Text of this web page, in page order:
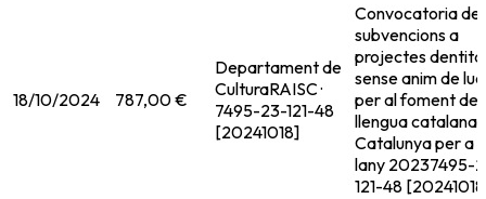
18/10/2024 787,00 €
Departament de
CulturaRAISC ·
7495-23-121-48
[20241018]
Convocatoria de
subvencions a
projectes
sense anim de
per al foment de
llengua catalana
Catalunya per a
lany 20237495-
121-48